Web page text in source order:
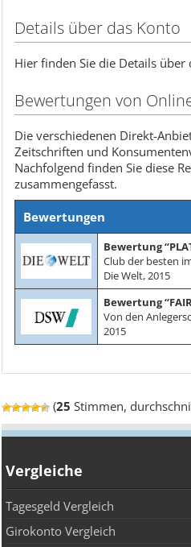
Details über das Konto
Hier finden Sie die Details über
Bewertungen von
Die verschiedenen Direkt-
Zeitschriften und
Nachfolgend finden Sie diese
zusammengefasst.
Bewertungen
Bewertung
Club der besten
Die Welt, 2015
Bewertung
Von den
2015
(25 Stimmen,
Vergleiche
Tagesgeld Vergleich
Girokonto Vergleich